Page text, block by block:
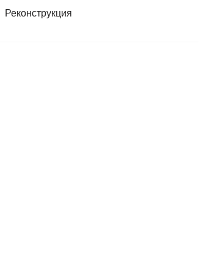
Реконструкция